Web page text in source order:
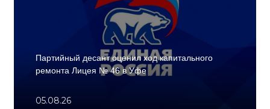
Партийный десант оценил ход капитального
ремонта Лицея № 46 в Уфе
05.08.26